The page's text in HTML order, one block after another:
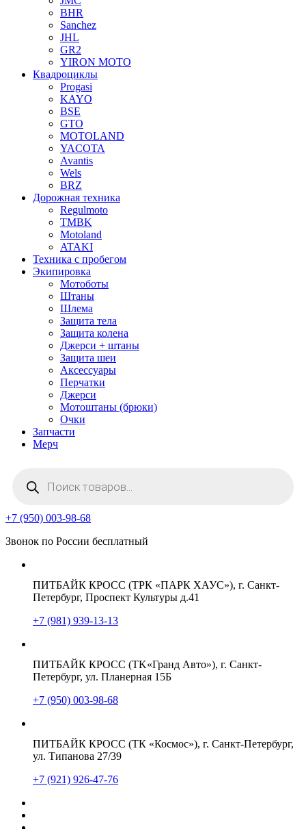
BHR
Sanchez
JHL
GR2
YIRON MOTO
Квадроциклы
Progasi
KAYO
BSE
GTO
MOTOLAND
YACOTA
Avantis
Wels
BRZ
Дорожная техника
Regulmoto
TMBK
Motoland
ATAKI
Техника с пробегом
Экипировка
Мотоботы
Штаны
Шлема
Защита тела
Защита колена
Джерси + штаны
Защита шеи
Аксессуары
Перчатки
Джерси
Мотоштаны (брюки)
Очки
Запчасти
Мерч
товаров
+7 (950) 003-98-68
Звонок по России бесплатный
ПИТБАЙК КРОСС (ТРК «ПАРК ХАУС»), г. Санкт-
Петербург, Проспект Культуры д.41
+7 (981) 939-13-13
ПИТБАЙК КРОСС (TK«Гранд Авто»), г. Санкт-
Петербург, ул. Планерная 15Б
+7 (950) 003-98-68
ПИТБАЙК КРОСС (ТК «Космос»), г. Санкт-Петербург,
ул. Типанова 27/39
+7 (921) 926-47-76